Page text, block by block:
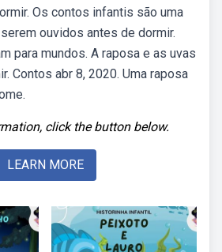
Os contos infantis são uma
ouvidos antes de dormir.
para mundos. A raposa e as uvas
Contos abr 8, 2020. Uma raposa
click the button below.
LEARN MORE